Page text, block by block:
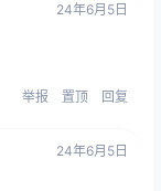
24年6月5日
举报 置顶 回复
24年6月5日